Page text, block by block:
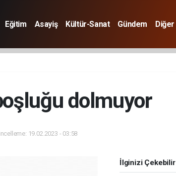
Eğitim Asayiş Kültür-Sanat Gündem Diğer
dolmuyor
19.02.2023 - 03:58
İlginizi Çekebilir